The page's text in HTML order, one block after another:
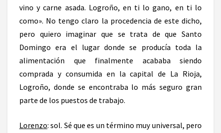
vino y carne asada. Logroño, en ti lo gano, en ti lo
como». No tengo claro la procedencia de este dicho,
pero quiero imaginar que se trata de que Santo
Domingo era el lugar donde se producía toda la
alimentación que finalmente acababa siendo
comprada y consumida en la capital de La Rioja,
Logroño, donde se encontraba lo más seguro gran
parte de los puestos de trabajo.
Lorenzo: sol. Sé que es un término muy universal, pero